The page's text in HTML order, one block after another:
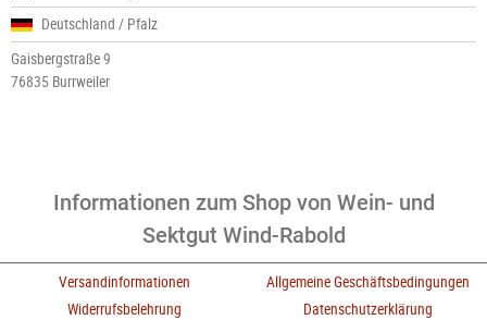
Deutschland / Pfalz
Gaisbergstraße 9
76835 Burrweiler
Informationen zum Shop von Wein- und
Sektgut Wind-Rabold
Versandinformationen
Allgemeine Geschäftsbedingungen
Widerrufsbelehrung
Datenschutzerklärung